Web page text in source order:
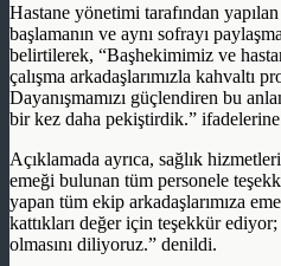
Hastane yönetimi tarafından
başlamanın ve aynı sofrayı
belirtilerek, “Başhekimimiz ve
çalışma arkadaşlarımızla kahvaltı
Dayanışmamızı güçlendiren bu
bir kez daha pekiştirdik.”
Açıklamada ayrıca, sağlık
emeği bulunan tüm personele
yapan tüm ekip arkadaşlarımıza
kattıkları değer için teşekkür
olmasını diliyoruz.” denildi.